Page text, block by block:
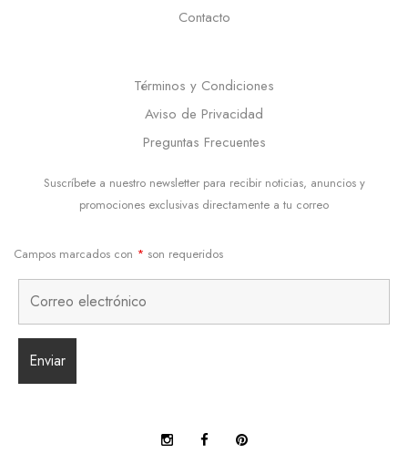
Contacto
Términos y Condiciones
Aviso de Privacidad
Preguntas Frecuentes
Suscríbete a nuestro newsletter para recibir noticias, anuncios y
promociones exclusivas directamente a tu correo
Campos marcados con * son requeridos